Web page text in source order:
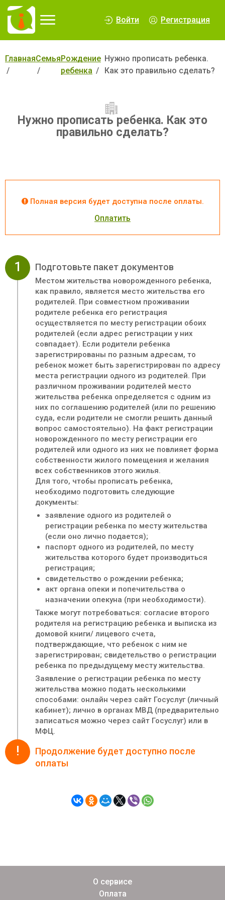
Войти Регистрация
ГлавнаяСемьяРождение
ребенка
Нужно прописать ребенка.
Как это правильно сделать?
Нужно прописать ребенка. Как это
правильно сделать?
Полная версия будет доступна после оплаты.
Оплатить
1 Подготовьте пакет документов
Местом жительства новорожденного ребенка,
как правило, является место жительства его
родителей. При совместном проживании
родителе ребенка его регистрация
осуществляется по месту регистрации обоих
родителей (если адрес регистрации у них
совпадает). Если родители ребенка
зарегистрированы по разным адресам, то
ребенок может быть зарегистрирован по адресу
места регистрации одного из родителей. При
различном проживании родителей место
жительства ребенка определяется с одним из
них по соглашению родителей (или по решению
суда, если родители не смогли решить данный
вопрос самостоятельно). На факт регистрации
новорожденного по месту регистрации его
родителей или одного из них не повлияет форма
собственности жилого помещения и желания
всех собственников этого жилья.
Для того, чтобы прописать ребенка,
необходимо подготовить следующие
документы:
заявление одного из родителей о
регистрации ребенка по месту жительства
(если оно лично подается);
паспорт одного из родителей, по месту
жительства которого будет производиться
регистрация;
свидетельство о рождении ребенка;
акт органа опеки и попечительства о
назначении опекуна (при необходимости).
Также могут потребоваться: согласие второго
родителя на регистрацию ребенка и выписка из
домовой книги/ лицевого счета,
подтверждающие, что ребенок с ним не
зарегистрирован; свидетельство о регистрации
ребенка по предыдущему месту жительства.
Заявление о регистрации ребенка по месту
жительства можно подать несколькими
способами: онлайн через сайт Госуслуг (личный
кабинет); лично в органах МВД (предварительно
записаться можно через сайт Госуслуг) или в
МФЦ.
!
Продолжение будет доступно после
оплаты
О сервисе
Оплата